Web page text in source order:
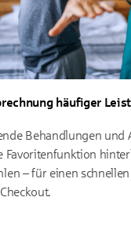
häufiger
Behandlungen und
Favoritenfunktion
– für einen